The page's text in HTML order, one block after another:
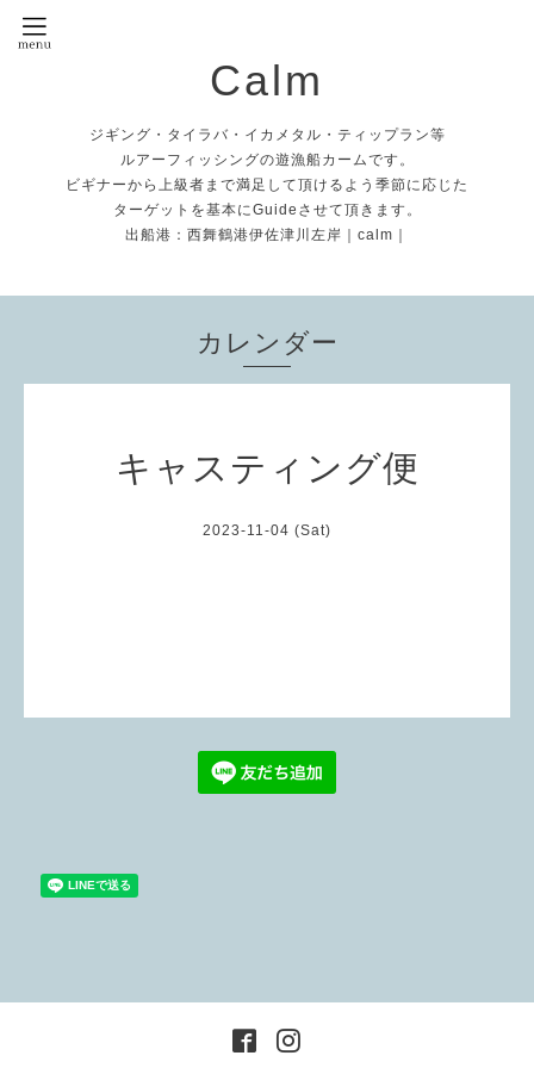
Calm
ジギング・タイラバ・イカメタル・ティップラン等
ルアーフィッシングの遊漁船カームです。
ビギナーから上級者まで満足して頂けるよう季節に応じた
ターゲットを基本にGuideさせて頂きます。
出船港：西舞鶴港伊佐津川左岸｜calm｜
カレンダー
キャスティング便
2023-11-04 (Sat)